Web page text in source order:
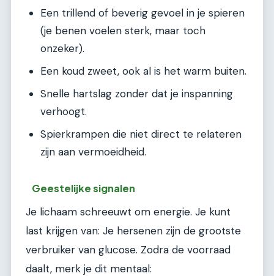
Een trillend of beverig gevoel in je spieren
(je benen voelen sterk, maar toch
onzeker).
Een koud zweet, ook al is het warm buiten.
Snelle hartslag zonder dat je inspanning
verhoogt.
Spierkrampen die niet direct te relateren
zijn aan vermoeidheid.
Geestelijke signalen
Je lichaam schreeuwt om energie. Je kunt
last krijgen van: Je hersenen zijn de grootste
verbruiker van glucose. Zodra de voorraad
daalt, merk je dit mentaal: